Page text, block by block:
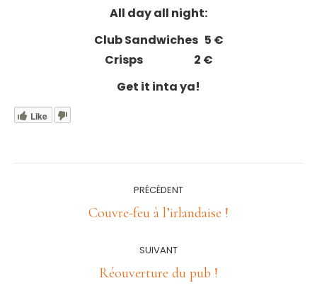
All day all night:
Club Sandwiches 5 €
Crisps 2 €
Get it inta ya!
Like
PRÉCÉDENT
Article
:
Couvre-feu à l’irlandaise !
SUIVANT
Article
Réouverture du pub !